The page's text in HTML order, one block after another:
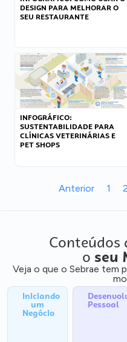
DESIGN PARA MELHORAR O
SEU RESTAURANTE
INFOGRÁFICO:
SUSTENTABILIDADE PARA
CLÍNICAS VETERINÁRIAS E
PET SHOPS
Anterior 1 2
Conteúdos
o seu
Veja o que o Sebrae tem
Iniciando
um
Negócio
Pessoal